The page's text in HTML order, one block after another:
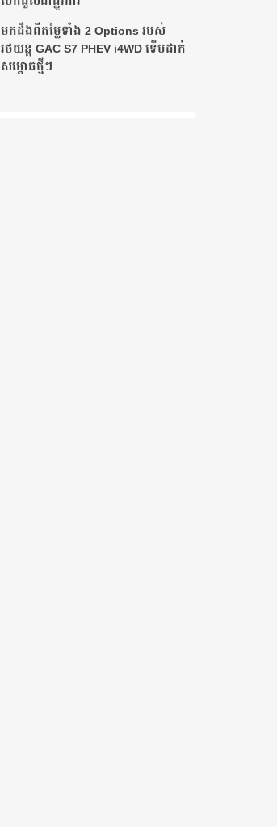
មកដឹងពីតម្លៃទាំង 2 Options របស់
រថយន្ត GAC S7 PHEV i4WD ទើបដាក់
សម្ពោធថ្មីៗ